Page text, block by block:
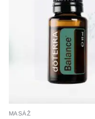
MASÁŽ